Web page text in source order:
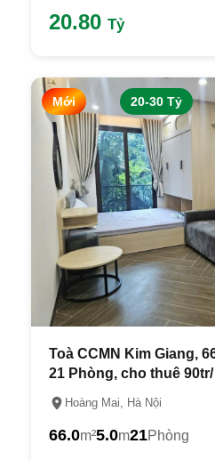
20.80 Tỷ
Mới 20-30 Tỷ
Toà CCMN Kim Giang,
21 Phòng, cho thuê
Hoàng Mai, Hà Nội
66.0m²5.0m21Phòng